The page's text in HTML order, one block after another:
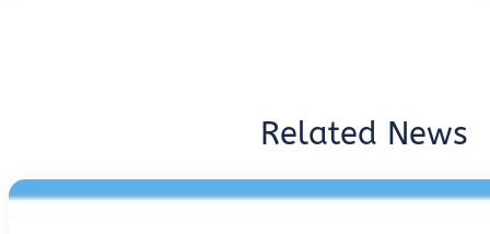
Related News